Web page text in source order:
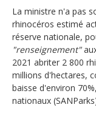
La ministre n'a pas
rhinocéros estimé
réserve nationale,
"renseignement"
2021 abriter 2 800
millions d'hectares,
baisse d'environ
nationaux